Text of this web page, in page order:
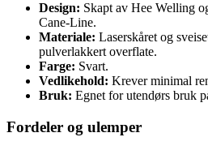
Design: Skapt av Hee Welling
Cane-Line.
Materiale: Laserskåret og
pulverlakkert overflate.
Farge: Svart.
Vedlikehold: Krever minimal
Bruk: Egnet for utendørs bruk
Fordeler og ulemper